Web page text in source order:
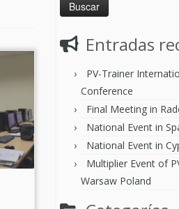
Entradas
PV-Trainer
Conference
Final Meeting in
National Event in
National Event in
Multiplier Event of
Warsaw Poland